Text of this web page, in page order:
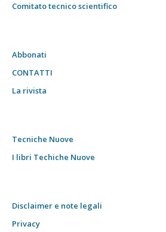
Comitato tecnico scientifico
Abbonati
CONTATTI
La rivista
Tecniche Nuove
I libri Techiche Nuove
Disclaimer e note legali
Privacy